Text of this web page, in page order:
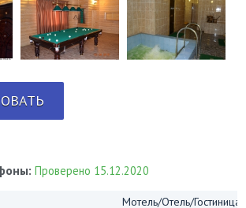
Проверено 15.12.2020
Мотель/Отель/